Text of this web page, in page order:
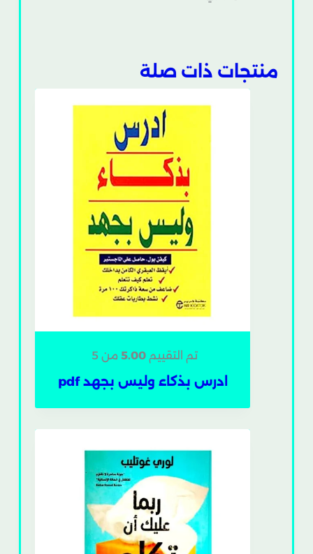
منتجات ذات صلة
تم التقييم 5.00من 5
ادرس بذكاء وليس بجهد pdf